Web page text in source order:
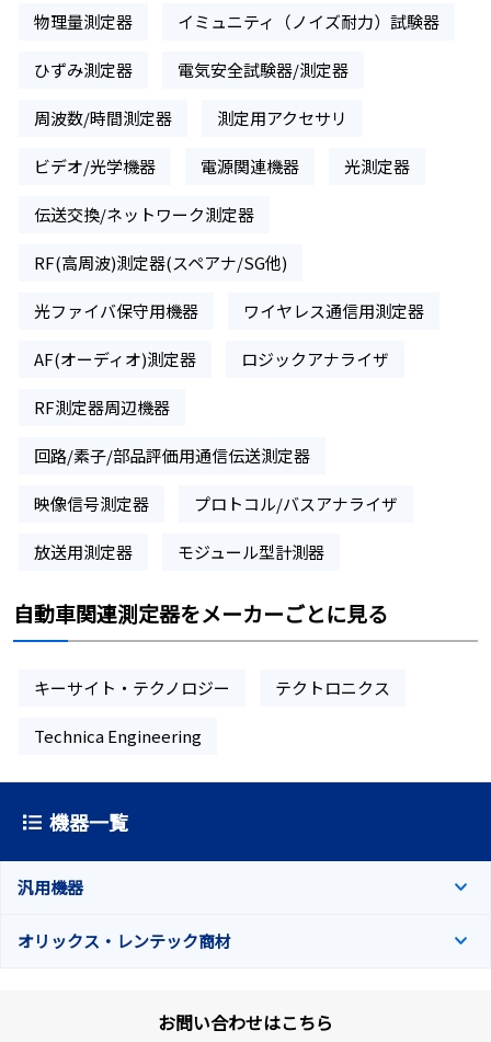
物理量測定器 イミュニティ（ノイズ耐力）試験器
ひずみ測定器 電気安全試験器/測定器
周波数/時間測定器 測定用アクセサリ
ビデオ/光学機器 電源関連機器 光測定器
伝送交換/ネットワーク測定器
RF(高周波)測定器(スペアナ/SG他)
光ファイバ保守用機器 ワイヤレス通信用測定器
AF(オーディオ)測定器 ロジックアナライザ
RF測定器周辺機器
回路/素子/部品評価用通信伝送測定器
映像信号測定器 プロトコル/バスアナライザ
放送用測定器 モジュール型計測器
自動車関連測定器をメーカーごとに見る
キーサイト・テクノロジー テクトロニクス
Technica Engineering
機器一覧
汎用機器
オリックス・レンテック商材
お問い合わせはこちら